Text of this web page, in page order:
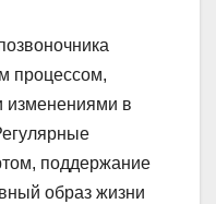
процессом,
изменениями в
поддержание
образ жизни